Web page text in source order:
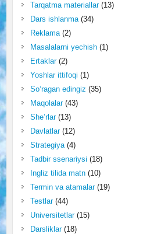
Tarqatma materiallar(13)
Dars ishlanma(34)
Reklama(2)
Masalalarni yechish(1)
Ertaklar(2)
Yoshlar ittifoqi (1)
So‘ragan edingiz (35)
Maqolalar(43)
She’rlar(13)
Davlatlar(12)
Strategiya(4)
Tadbir ssenariysi (18)
Ingliz tilida matn(10)
Termin va atamalar(19)
Testlar(44)
Universitetlar(15)
Darsliklar(18)